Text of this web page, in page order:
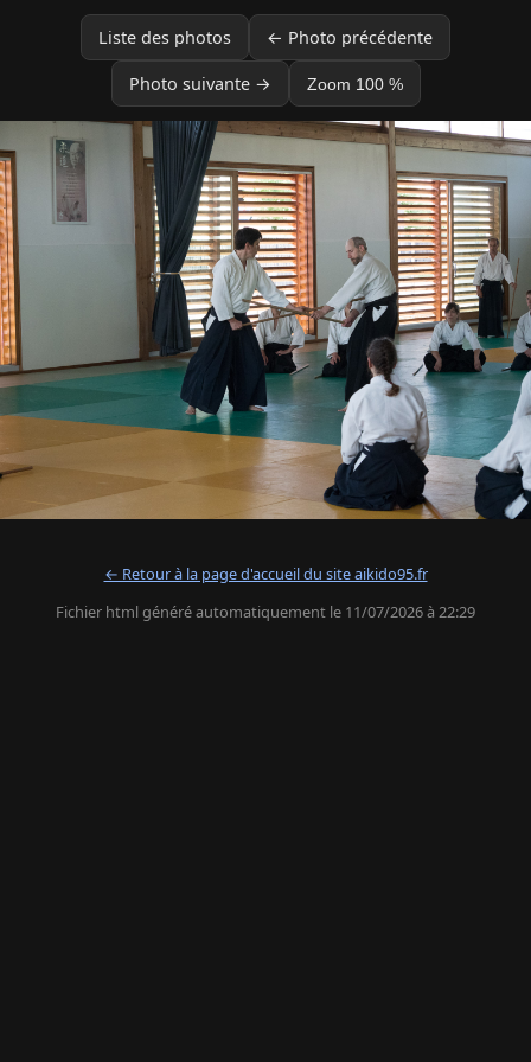
Liste des photos ← Photo précédente
Photo suivante → Zoom 100 %
← Retour à la page d'accueil du site aikido95.fr
Fichier html généré automatiquement le 11/07/2026 à 22:29